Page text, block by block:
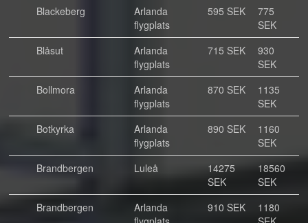
Blackeberg
Arlanda
flygplats
595 SEK
775
SEK
Blåsut
Arlanda
flygplats
715 SEK
930
SEK
Bollmora
Arlanda
flygplats
870 SEK
1135
SEK
Botkyrka
Arlanda
flygplats
890 SEK
1160
SEK
Brandbergen
Luleå
14275
SEK
18560
SEK
Brandbergen
Arlanda
910 SEK
1180